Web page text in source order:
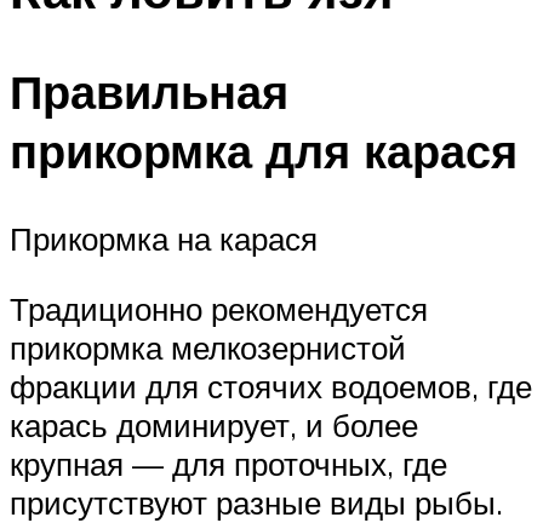
Правильная
прикормка для карася
Прикормка на карася
Традиционно рекомендуется
прикормка мелкозернистой
фракции для стоячих водоемов, где
карась доминирует, и более
крупная — для проточных, где
присутствуют разные виды рыбы.